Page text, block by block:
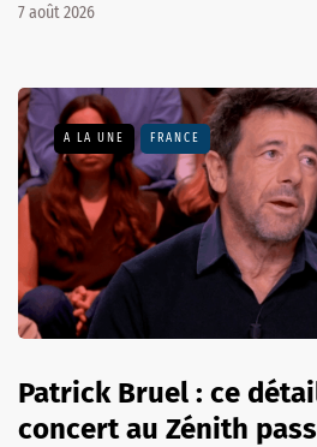
7 août 2026
A LA UNE FRANCE
Patrick Bruel : ce
concert au Zénith